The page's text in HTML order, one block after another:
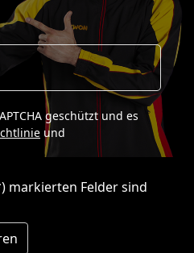
geschützt und es
und
markierten Felder sind